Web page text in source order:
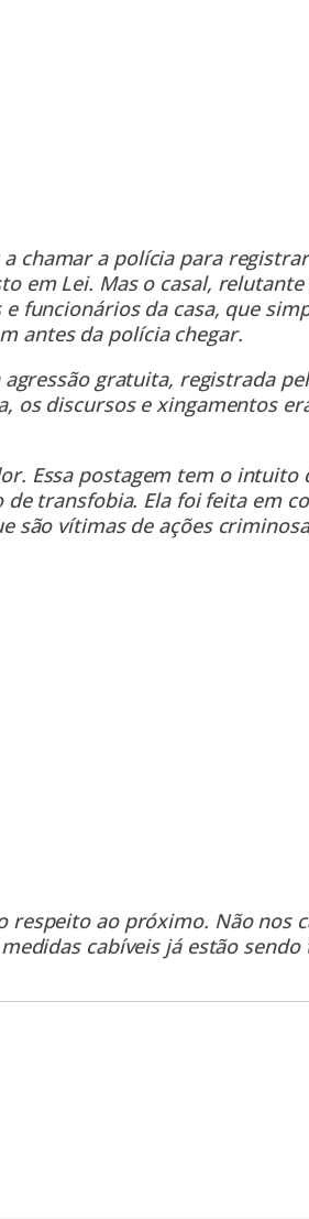
chamar a polícia para
em Lei. Mas o casal,
funcionários da casa, que
antes da polícia chegar.
gratuita, registrada
os discursos e xingamentos
Essa postagem tem o intuito
transfobia. Ela foi feita em
são vítimas de ações
respeito ao próximo. Não nos
cabíveis já estão sendo